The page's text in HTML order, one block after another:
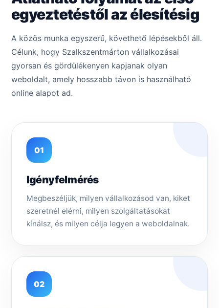
egyeztetéstől az élesítésig
A közös munka egyszerű, követhető lépésekből áll.
Célunk, hogy Szalkszentmárton vállalkozásai
gyorsan és gördülékenyen kapjanak olyan
weboldalt, amely hosszabb távon is használható
online alapot ad.
01
Igényfelmérés
Megbeszéljük, milyen vállalkozásod van, kiket
szeretnél elérni, milyen szolgáltatásokat
kínálsz, és milyen célja legyen a weboldalnak.
02